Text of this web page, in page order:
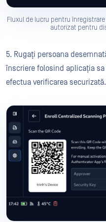
Fluxul de lucru pentru
autorizat pentru
5. Rugați persoana
înscriere folosind aplicația
efectua verificarea securizată.